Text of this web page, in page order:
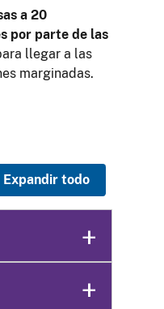
a 20
por parte de las
llegar a las
marginadas.
Expandir todo